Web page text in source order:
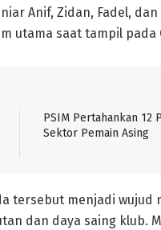
Anif, Zidan, Fadel,
utama saat tampil pada
PSIM Pertahankan 12
Sektor Pemain Asing
tersebut menjadi wujud
dan daya saing klub.